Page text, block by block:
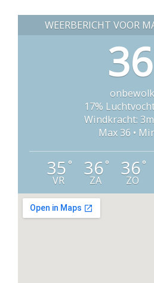
WEERBERICHT VOOR
36
17%
Windkracht:
Max 36 •
35°
VR
36°
ZA
36°
ZO